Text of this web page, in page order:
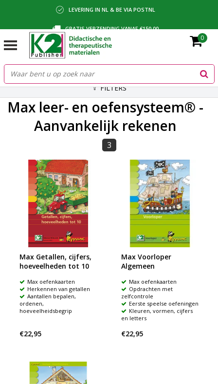
LEVERING IN NL & BE VIA POSTNL
GRATIS VERZENDING VANAF €150,00
BETALING VIA IDEAL, BANCONTACT OF FACTUUR
0
FILTERS
Max leer- en oefensysteem® -
Aanvankelijk rekenen
3
Max Getallen, cijfers,
hoeveelheden tot 10
Max oefenkaarten
Herkennen van getallen
Aantallen bepalen,
ordenen,
hoeveelheidsbegrip
€22,95
Max Voorloper
Algemeen
Max oefenkaarten
Opdrachten met
zelfcontrole
Eerste speelse oefeningen
Kleuren, vormen, cijfers
en letters
€22,95